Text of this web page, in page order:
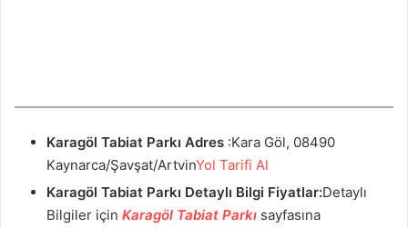
Karagöl Tabiat Parkı Adres :Kara Göl, 08490
Kaynarca/Şavşat/ArtvinYol Tarifi Al
Karagöl Tabiat Parkı Detaylı Bilgi Fiyatlar:Detaylı
Bilgiler için Karagöl Tabiat Parkı sayfasına